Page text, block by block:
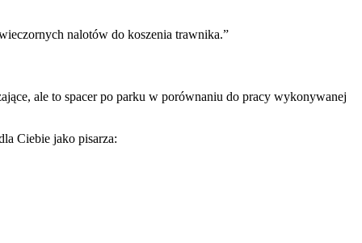
nalotów do koszenia trawnika.”
ale to spacer po parku w porównaniu do pracy wykonywanej
Ciebie jako pisarza: